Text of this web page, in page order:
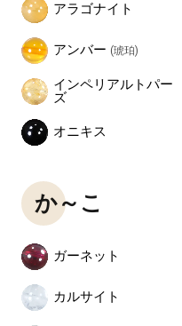
アラゴナイト
アンバー (琥珀)
インペリアルトパー
ズ
オニキス
か～こ
ガーネット
カルサイト